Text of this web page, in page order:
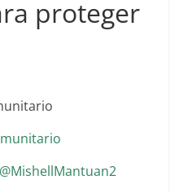
proteger
@MishellMantuan2